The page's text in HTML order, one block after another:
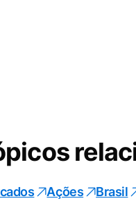
Ações Brasil